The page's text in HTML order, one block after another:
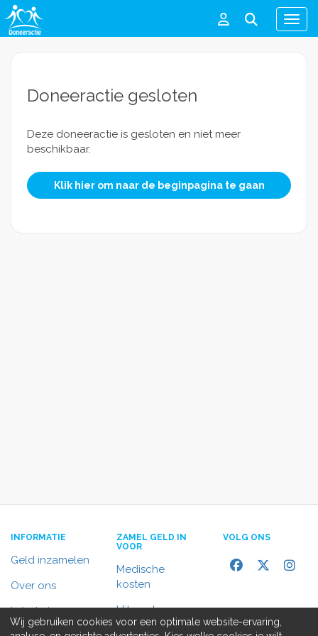
Menu
Doneeractie gesloten
Deze doneeractie is gesloten en niet meer
beschikbaar.
Klik hier om naar de beginpagina te gaan
INFORMATIE
Geld inzamelen
Over ons
In het nieuws
ZAMEL GELD IN
VOOR
Medische
kosten
Uitvaart
VOLG ONS
Wij gebruiken cookies voor een optimale website-ervaring,